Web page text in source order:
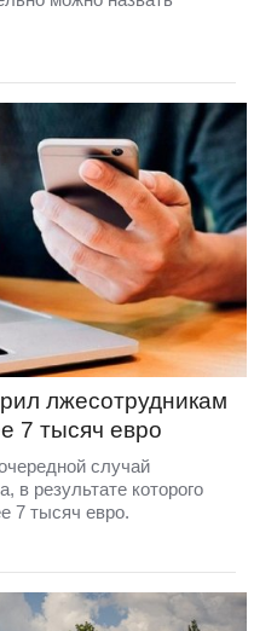
лжесотрудникам
7 тысяч евро
случай
в результате которого
7 тысяч евро.